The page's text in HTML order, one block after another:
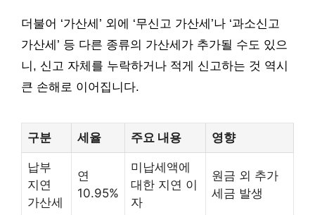
더불어 ‘가산세’ 외에 ‘무신고 가산세’나 ‘과소신고
가산세’ 등 다른 종류의 가산세가 추가될 수도 있으
니, 신고 자체를 누락하거나 적게 신고하는 것 역시
큰 손해로 이어집니다.
구분 세율 주요 내용 영향
납부
지연
가산세
연
10.95%
미납세액에
대한 지연 이
자
원금 외 추가
세금 발생